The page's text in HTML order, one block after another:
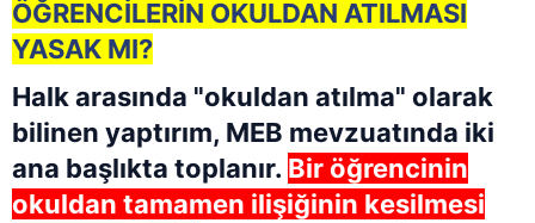
ÖĞRENCİLERİN OKULDAN ATILMASI
YASAK MI?
Halk arasında "okuldan atılma" olarak
bilinen yaptırım, MEB mevzuatında iki
ana başlıkta toplanır. Bir öğrencinin
okuldan tamamen ilişiğinin kesilmesi